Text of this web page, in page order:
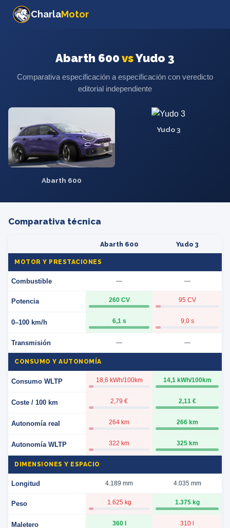
CharlaMotor
Abarth 600vsYudo 3
Comparativa especificación a especificación con veredicto
editorial independiente
Abarth 600
Yudo 3
Comparativa técnica
Abarth 600 Yudo 3
MOTOR Y PRESTACIONES
Combustible — —
Potencia 260 CV 95 CV
0–100 km/h 6,1 s 9,0 s
Transmisión — —
CONSUMO Y AUTONOMÍA
Consumo WLTP 18,6 kWh/100km 14,1 kWh/100km
Coste / 100 km 2,79 € 2,11 €
Autonomía real 264 km 266 km
Autonomía WLTP 322 km 325 km
DIMENSIONES Y ESPACIO
Longitud 4.189 mm 4.035 mm
Peso 1.625 kg 1.375 kg
Maletero 360 l 310 l